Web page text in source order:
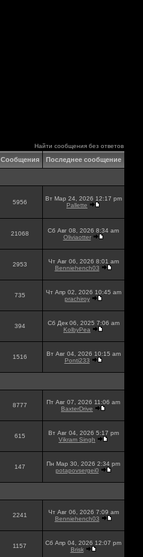
Найти сообщения без ответов
Сообщения Последнее сообщение
5956
Вт Мар 24, 2026 12:17 pm
Pallette
21068
Сб Авг 08, 2026 8:34 am
Oliviaotter
2953
Чт Авг 06, 2026 8:01 am
Benniehench03
735
Чт Апр 02, 2026 10:45 am
prachiroy
394
Сб Дек 06, 2025 7:06 am
KolbyPea
1516
Вт Авг 04, 2026 10:15 am
Ponti233
8777
Пт Авг 07, 2026 11:06 am
BaxterDrive
615
Вт Авг 04, 2026 5:17 pm
Vikram Singh
147
Пн Мар 30, 2026 2:34 pm
potapovsergei0
2241
Чт Авг 06, 2026 7:09 am
Benniehench03
1157
Сб Апр 04, 2026 12:07 pm
Brisk